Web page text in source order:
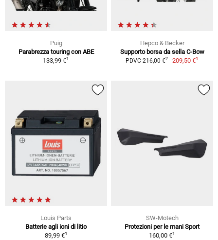
Puig
Parabrezza touring con ABE
133,99 €1
Hepco & Becker
Supporto borsa da sella C-Bow
PDVC 216,00 €2 209,50 €1
Louis Parts
Batterie agli ioni di litio
89,99 €1
SW-Motech
Protezioni per le mani Sport
160,00 €1